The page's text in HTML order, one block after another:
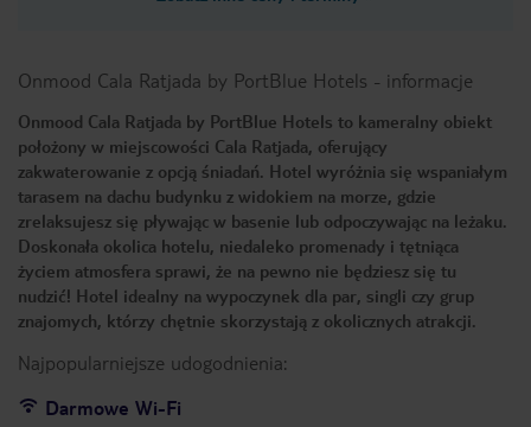
Onmood Cala Ratjada by PortBlue Hotels - informacje
Onmood Cala Ratjada by PortBlue Hotels to kameralny obiekt
położony w miejscowości Cala Ratjada, oferujący
zakwaterowanie z opcją śniadań. Hotel wyróżnia się wspaniałym
tarasem na dachu budynku z widokiem na morze, gdzie
zrelaksujesz się pływając w basenie lub odpoczywając na leżaku.
Doskonała okolica hotelu, niedaleko promenady i tętniąca
życiem atmosfera sprawi, że na pewno nie będziesz się tu
nudzić! Hotel idealny na wypoczynek dla par, singli czy grup
znajomych, którzy chętnie skorzystają z okolicznych atrakcji.
Najpopularniejsze udogodnienia:
Darmowe Wi-Fi